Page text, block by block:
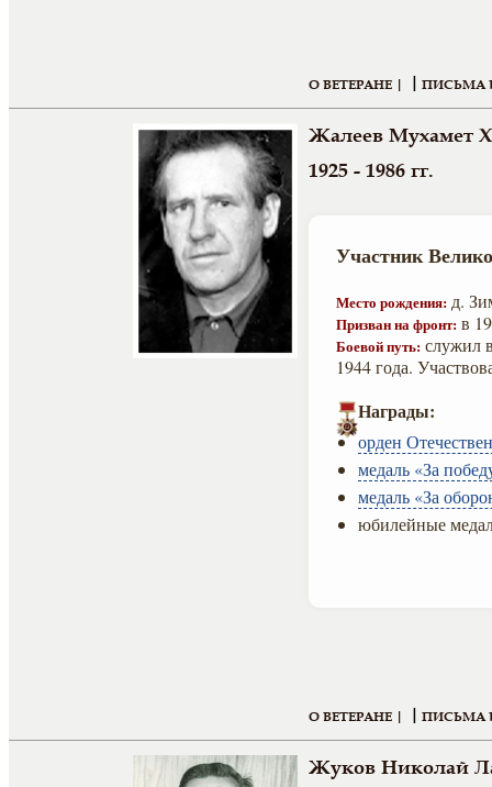
О ВЕТЕРАНЕ | | ПИСЬМА
Жалеев Мухамет
1925 - 1986 гг.
Участник
Место рождения: д.
Призван на фронт: в
Боевой путь: служил
1944 года.
Награды:
орден
медаль «За
медаль «За
юбилейные
О ВЕТЕРАНЕ | | ПИСЬМА
Жуков Николай